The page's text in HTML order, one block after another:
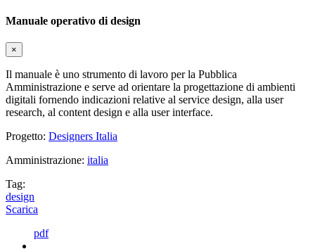
Manuale operativo di design
×
Il manuale è uno strumento di lavoro per la Pubblica
Amministrazione e serve ad orientare la progettazione di ambienti
digitali fornendo indicazioni relative al service design, alla user
research, al content design e alla user interface.
Progetto: Designers Italia
Amministrazione: italia
Tag:
design
Scarica
pdf